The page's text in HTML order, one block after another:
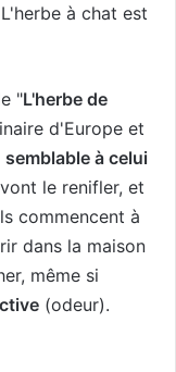
à chat est
"L'herbe de
d'Europe et
semblable à celui
le renifler, et
commencent à
dans la maison
même si
(odeur).